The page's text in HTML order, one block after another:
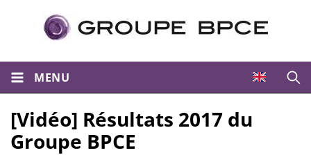
MENU
[Vidéo] Résultats 2017 du
Groupe BPCE